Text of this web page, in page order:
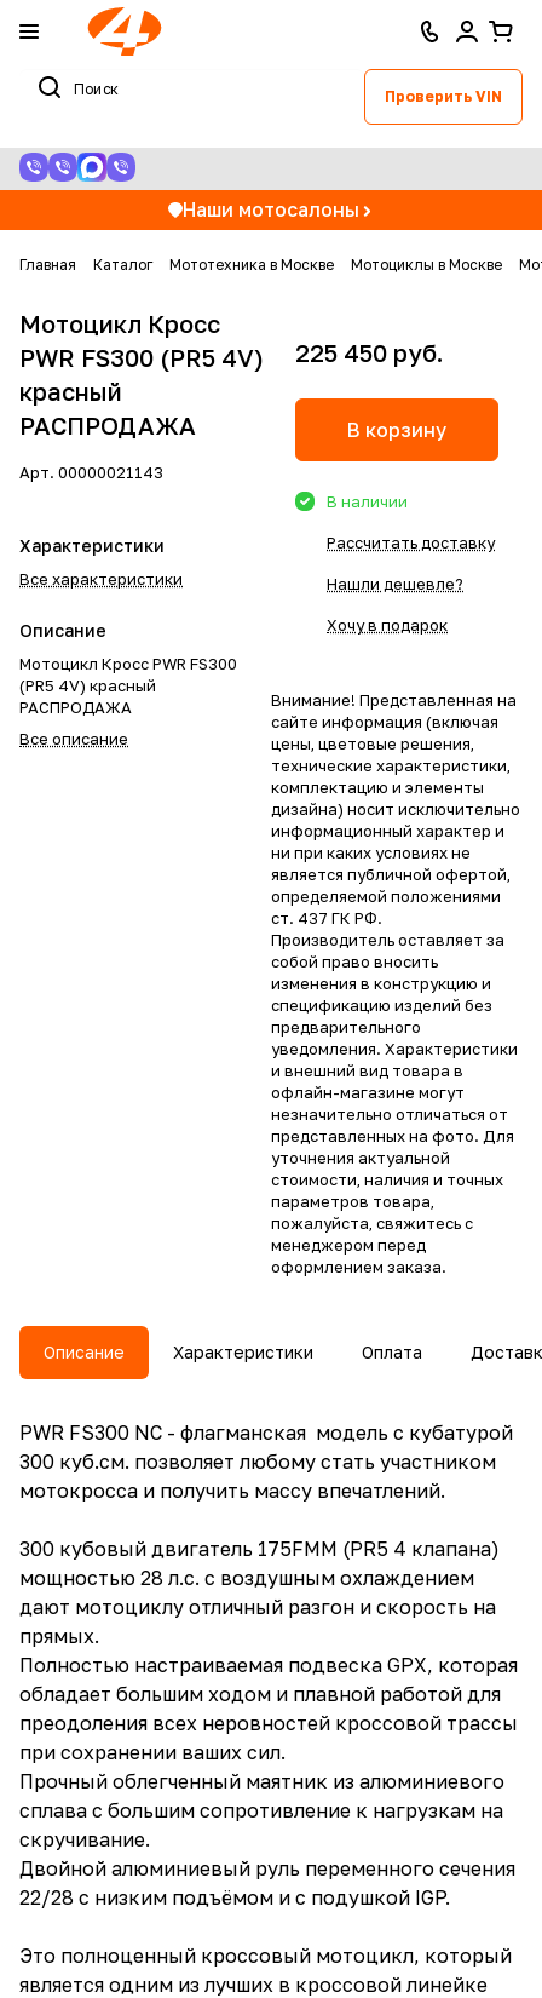
Проверить VIN
Наши мотосалоны
Главная Каталог Мототехника в Москве Мотоциклы в Москве
Мотоцикл Кросс
PWR FS300 (PR5 4V)
красный
РАСПРОДАЖА
Арт. 00000021143
Характеристики
Все характеристики
Описание
Мотоцикл Кросс PWR FS300
(PR5 4V) красный
РАСПРОДАЖА
Все описание
225 450 руб.
В корзину
В наличии
Рассчитать доставку
Нашли дешевле?
Хочу в подарок
Внимание! Представленная на
сайте информация (включая
цены, цветовые решения,
технические характеристики,
комплектацию и элементы
дизайна) носит исключительно
информационный характер и
ни при каких условиях не
является публичной офертой,
определяемой положениями
ст. 437 ГК РФ.
Производитель оставляет за
собой право вносить
изменения в конструкцию и
спецификацию изделий без
предварительного
уведомления. Характеристики
и внешний вид товара в
офлайн-магазине могут
незначительно отличаться от
представленных на фото. Для
уточнения актуальной
стоимости, наличия и точных
параметров товара,
пожалуйста, свяжитесь с
менеджером перед
оформлением заказа.
Описание Характеристики Оплата
PWR FS300 NC - флагманская модель с кубатурой
300 куб.см. позволяет любому стать участником
мотокросса и получить массу впечатлений.
300 кубовый двигатель 175FMM (PR5 4 клапана)
мощностью 28 л.с. с воздушным охлаждением
дают мотоциклу отличный разгон и скорость на
прямых.
Полностью настраиваемая подвеска GPX, которая
обладает большим ходом и плавной работой для
преодоления всех неровностей кроссовой трассы
при сохранении ваших сил.
Прочный облегченный маятник из алюминиевого
сплава с большим сопротивление к нагрузкам на
скручивание.
Двойной алюминиевый руль переменного сечения
22/28 с низким подъёмом и с подушкой IGP.
Это полноценный кроссовый мотоцикл, который
является одним из лучших в кроссовой линейке